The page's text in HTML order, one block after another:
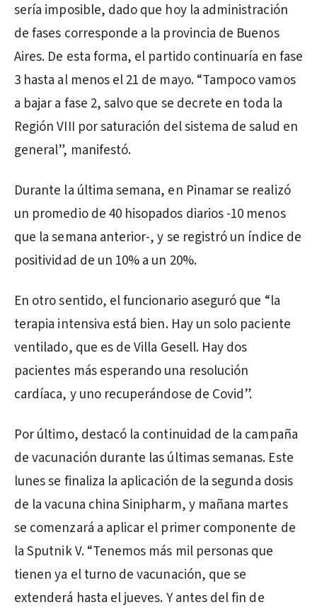
sería imposible, dado que hoy la administración
de fases corresponde a la provincia de Buenos
Aires. De esta forma, el partido continuaría en fase
3 hasta al menos el 21 de mayo. “Tampoco vamos
a bajar a fase 2, salvo que se decrete en toda la
Región VIII por saturación del sistema de salud en
general”, manifestó.
Durante la última semana, en Pinamar se realizó
un promedio de 40 hisopados diarios -10 menos
que la semana anterior-, y se registró un índice de
positividad de un 10% a un 20%.
En otro sentido, el funcionario aseguró que “la
terapia intensiva está bien. Hay un solo paciente
ventilado, que es de Villa Gesell. Hay dos
pacientes más esperando una resolución
cardíaca, y uno recuperándose de Covid”.
Por último, destacó la continuidad de la campaña
de vacunación durante las últimas semanas. Este
lunes se finaliza la aplicación de la segunda dosis
de la vacuna china Sinipharm, y mañana martes
se comenzará a aplicar el primer componente de
la Sputnik V. “Tenemos más mil personas que
tienen ya el turno de vacunación, que se
extenderá hasta el jueves. Y antes del fin de